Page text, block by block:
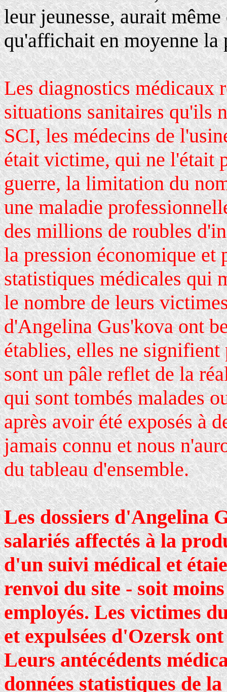
leur jeunesse, aurait
qu'affichait en moyenne
Les diagnostics médicaux
situations sanitaires qu'ils
SCI, les médecins de
était victime, qui ne l'était
guerre, la limitation du
une maladie
des millions de roubles
la pression économique
statistiques médicales qui
le nombre de leurs
d'Angelina Gus'kova ont
établies, elles ne signifient
sont un pâle reflet de la
qui sont tombés malades
après avoir été exposés à
jamais connu et nous
du tableau d'ensemble.
Les dossiers d'Angelina
salariés affectés à la
d'un suivi médical et
renvoi du site - soit
employés. Les victimes
et expulsées d'Ozersk
Leurs antécédents
données statistiques de